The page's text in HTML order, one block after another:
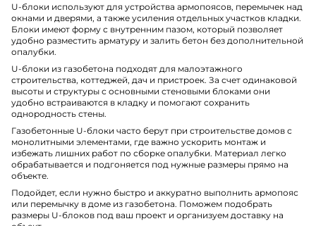
U-блоки используют для устройства армопоясов, перемычек над
окнами и дверями, а также усиления отдельных участков кладки.
Блоки имеют форму с внутренним пазом, который позволяет
удобно разместить арматуру и залить бетон без дополнительной
опалубки.
U-блоки из газобетона подходят для малоэтажного
строительства, коттеджей, дач и пристроек. За счет одинаковой
высоты и структуры с основными стеновыми блоками они
удобно встраиваются в кладку и помогают сохранить
однородность стены.
Газобетонные U-блоки часто берут при строительстве домов с
монолитными элементами, где важно ускорить монтаж и
избежать лишних работ по сборке опалубки. Материал легко
обрабатывается и подгоняется под нужные размеры прямо на
объекте.
Подойдет, если нужно быстро и аккуратно выполнить армопояс
или перемычку в доме из газобетона. Поможем подобрать
размеры U-блоков под ваш проект и организуем доставку на